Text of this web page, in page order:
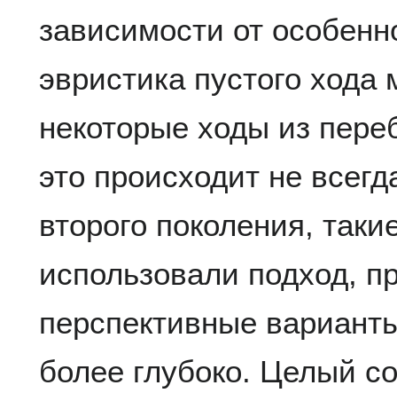
зависимости от
эвристика пустого
некоторые ходы из
это происходит не
второго поколения,
использовали подход,
перспективные
более глубоко. Целый